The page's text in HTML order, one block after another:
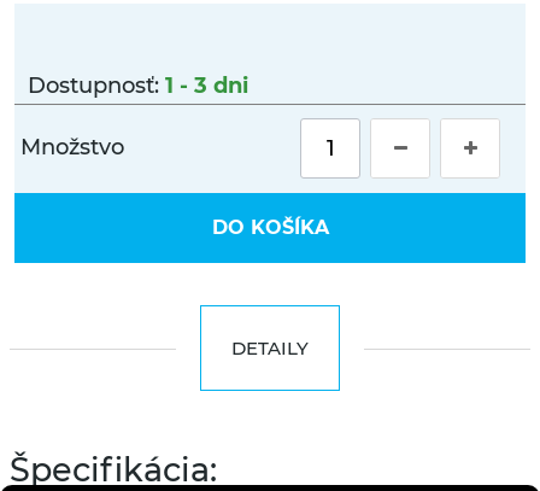
Dostupnosť: 1 - 3 dni
Množstvo
DO KOŠÍKA
DETAILY
Špecifikácia: